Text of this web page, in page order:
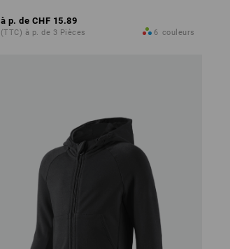
à p. de CHF 15.89
(TTC) à p. de 3 Pièces 6 couleurs